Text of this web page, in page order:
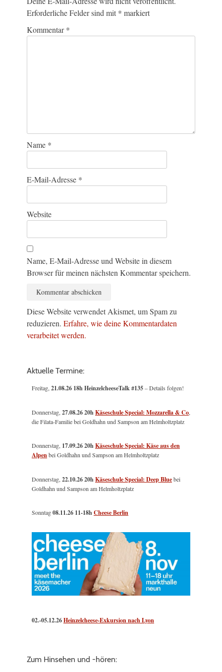
Erforderliche Felder sind mit * markiert
Kommentar*
Name *
E-Mail-Adresse *
Website
Name, E-Mail-Adresse und Website in diesem
Browser für meinen nächsten Kommentar speichern.
Diese Website verwendet Akismet, um Spam zu
reduzieren. Erfahre, wie deine Kommentardaten
verarbeitet werden.
Aktuelle Termine:
Freitag,21.08.26 18h HeinzelcheeseTalk #135– Details folgen!
Donnerstag,27.08.26 20hKäseschule Special: Mozzarella & Co,
die Filata-Familie bei Goldhahn und Sampson am Helmholtzplatz
Donnerstag, 17.09.26 20hKäseschule Special: Käse aus den
Alpenbei Goldhahn und Sampson am Helmholtzplatz
Donnerstag,22.10.26 20hKäseschule Special: Deep Bluebei
Goldhahn und Sampson am Helmholtzplatz
Sonntag08.11.26 11-18hCheese Berlin
02.-05.12.26Heinzelcheese-Exkursion nach Lyon
Zum Hinsehen und -hören: